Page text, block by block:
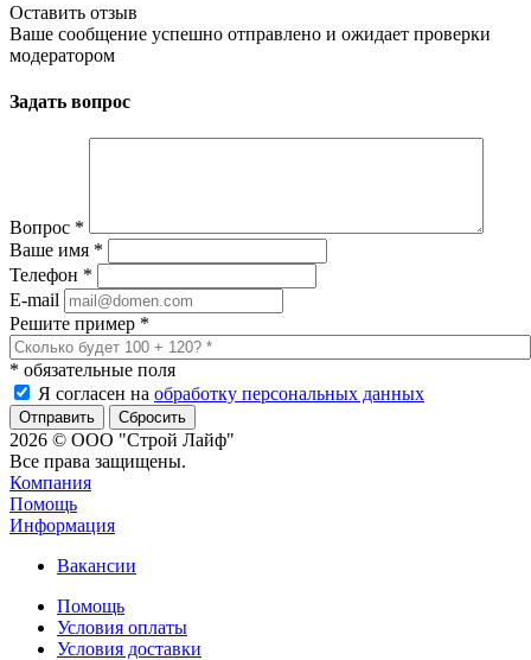
Оставить отзыв
Ваше сообщение успешно отправлено и ожидает проверки
модератором
Задать вопрос
Вопрос *
Ваше имя *
Телефон *
E-mail
Решите пример *
* обязательные поля
Я согласен на обработку персональных данных
Сбросить
2026 © ООО "Строй Лайф"
Все права защищены.
Компания
Помощь
Информация
Вакансии
Помощь
Условия оплаты
Условия доставки